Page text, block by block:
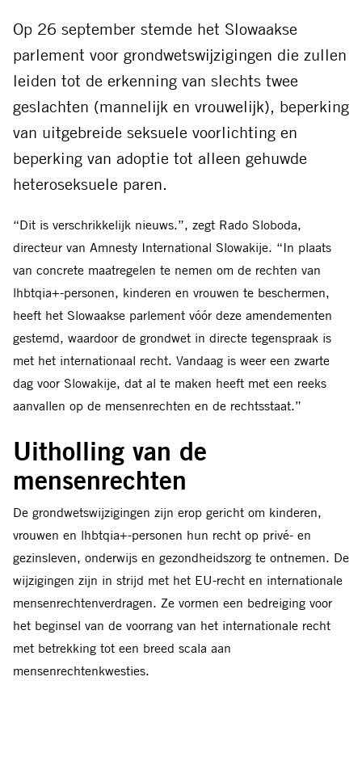
mail
Op 26 september stemde het Slowaakse
parlement voor grondwetswijzigingen die zullen
leiden tot de erkenning van slechts twee
geslachten (mannelijk en vrouwelijk), beperking
van uitgebreide seksuele voorlichting en
beperking van adoptie tot alleen gehuwde
heteroseksuele paren.
“Dit is verschrikkelijk nieuws.”, zegt Rado Sloboda,
directeur van Amnesty International Slowakije. “In plaats
van concrete maatregelen te nemen om de rechten van
lhbtqia+-personen, kinderen en vrouwen te beschermen,
heeft het Slowaakse parlement vóór deze amendementen
gestemd, waardoor de grondwet in directe tegenspraak is
met het internationaal recht. Vandaag is weer een zwarte
dag voor Slowakije, dat al te maken heeft met een reeks
aanvallen op de mensenrechten en de rechtsstaat.”
Uitholling van de
mensenrechten
De grondwetswijzigingen zijn erop gericht om kinderen,
vrouwen en lhbtqia+-personen hun recht op privé- en
gezinsleven, onderwijs en gezondheidszorg te ontnemen. De
wijzigingen zijn in strijd met het EU-recht en internationale
mensenrechtenverdragen. Ze vormen een bedreiging voor
het beginsel van de voorrang van het internationale recht
met betrekking tot een breed scala aan
mensenrechtenkwesties.